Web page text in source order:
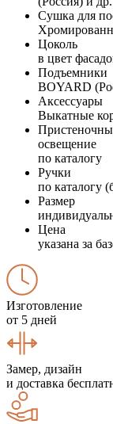
Сушка для
Цоколь
в цвет
Подъемники
BOYARD
Аксессуары
Выкатные
освещение
по каталогу
Ручки
по каталогу
Размер
Цена
указана за
Изготовление
от 5 дней
Замер, дизайн
и доставка